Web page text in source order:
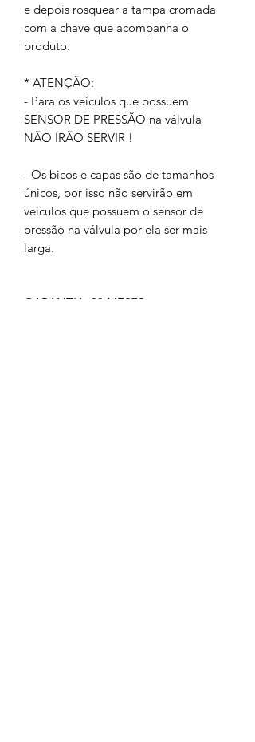
e depois rosquear a tampa cromada
com a chave que acompanha o
produto.
* ATENÇÃO:
- Para os veículos que possuem
SENSOR DE PRESSÃO na válvula
NÃO IRÃO SERVIR !
- Os bicos e capas são de tamanhos
únicos, por isso não servirão em
veículos que possuem o sensor de
pressão na válvula por ela ser mais
larga.
GARANTIA: 03 MESES